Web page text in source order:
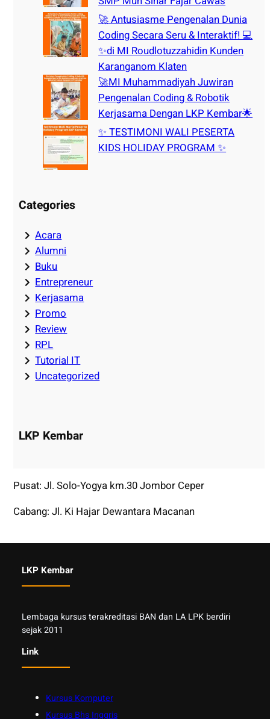
🚀 Antusiasme Pengenalan Dunia
Coding Secara Seru & Interaktif! 💻
✨di MI Roudlotuzzahidin Kunden
Karanganom Klaten
🚀MI Muhammadiyah Juwiran
Pengenalan Coding & Robotik
Kerjasama Dengan LKP Kembar🌟
✨ TESTIMONI WALI PESERTA
KIDS HOLIDAY PROGRAM ✨
Categories
Acara
Alumni
Buku
Entrepreneur
Kerjasama
Promo
Review
RPL
Tutorial IT
Uncategorized
LKP Kembar
Pusat: Jl. Solo-Yogya km.30 Jombor Ceper
Cabang: Jl. Ki Hajar Dewantara Macanan
LKP Kembar
Lembaga kursus terakreditasi BAN dan LA LPK berdiri
sejak 2011
Link
Kursus Komputer
Kursus Bhs Inggris